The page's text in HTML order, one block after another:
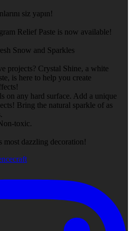
siz yapın!
Relief Paste is now available!
Snow and Sparkles
projects? Crystal Shine, a white
is here to help you create
on any hard surface. Add a unique
Bring the natural sparkle of as
toxic.
most dazzling decoration!